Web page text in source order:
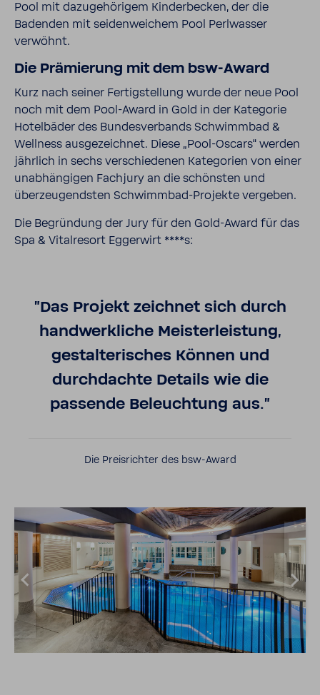
Pool mit dazugehörigem Kinderbecken, der die
Badenden mit seidenweichem Pool Perlwasser
verwöhnt.
Die Prämierung mit dem bsw-Award
Kurz nach seiner Fertigstellung wurde der neue Pool
noch mit dem Pool-Award in Gold in der Kategorie
Hotelbäder des Bundesverbands Schwimmbad &
Wellness ausgezeichnet. Diese „Pool-Oscars“ werden
jährlich in sechs verschiedenen Kategorien von einer
unabhängigen Fachjury an die schönsten und
überzeugendsten Schwimmbad-Projekte vergeben.
Die Begründung der Jury für den Gold-Award für das
Spa & Vitalresort Eggerwirt ****s:
"Das Projekt zeichnet sich durch
handwerkliche Meisterleistung,
gestalterisches Können und
durchdachte Details wie die
passende Beleuchtung aus."
Die Preisrichter des bsw-Award